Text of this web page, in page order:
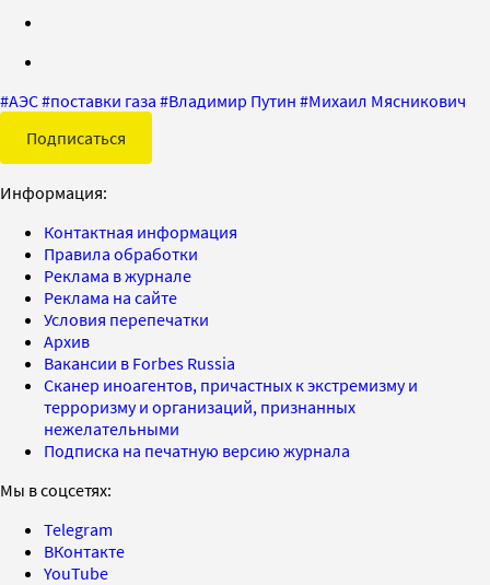
#АЭС#поставки газа #Владимир Путин #Михаил Мясникович
Подписаться
Информация:
Контактная информация
Правила обработки
Реклама в журнале
Реклама на сайте
Условия перепечатки
Архив
Вакансии в Forbes Russia
Сканер иноагентов, причастных к экстремизму и
терроризму и организаций, признанных
нежелательными
Подписка на печатную версию журнала
Мы в соцсетях:
Telegram
ВКонтакте
YouTube